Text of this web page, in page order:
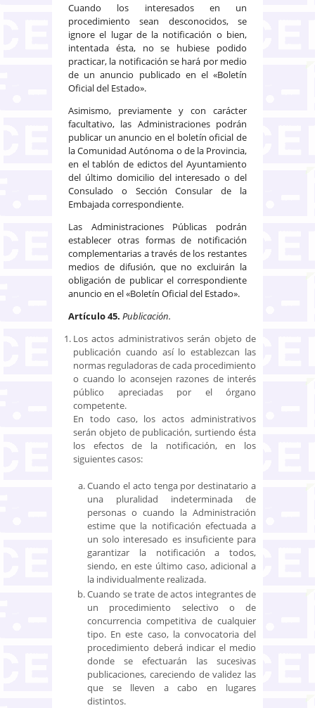
Cuando los interesados en un
procedimiento sean desconocidos, se
ignore el lugar de la notificación o bien,
intentada ésta, no se hubiese podido
practicar, la notificación se hará por medio
de un anuncio publicado en el «Boletín
Oficial del Estado».
Asimismo, previamente y con carácter
facultativo, las Administraciones podrán
publicar un anuncio en el boletín oficial de
la Comunidad Autónoma o de la Provincia,
en el tablón de edictos del Ayuntamiento
del último domicilio del interesado o del
Consulado o Sección Consular de la
Embajada correspondiente.
Las Administraciones Públicas podrán
establecer otras formas de notificación
complementarias a través de los restantes
medios de difusión, que no excluirán la
obligación de publicar el correspondiente
anuncio en el «Boletín Oficial del Estado».
Artículo 45. Publicación.
Los actos administrativos serán objeto de
publicación cuando así lo establezcan las
normas reguladoras de cada procedimiento
o cuando lo aconsejen razones de interés
público apreciadas por el órgano
competente.
En todo caso, los actos administrativos
serán objeto de publicación, surtiendo ésta
los efectos de la notificación, en los
siguientes casos:
Cuando el acto tenga por destinatario a
una pluralidad indeterminada de
personas o cuando la Administración
estime que la notificación efectuada a
un solo interesado es insuficiente para
garantizar la notificación a todos,
siendo, en este último caso, adicional a
la individualmente realizada.
Cuando se trate de actos integrantes de
un procedimiento selectivo o de
concurrencia competitiva de cualquier
tipo. En este caso, la convocatoria del
procedimiento deberá indicar el medio
donde se efectuarán las sucesivas
publicaciones, careciendo de validez las
que se lleven a cabo en lugares
distintos.